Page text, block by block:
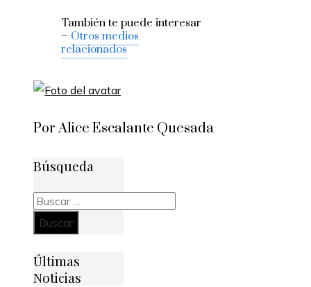
También te puede interesar
– Otros medios
relacionados
Por Alice Escalante Quesada
Búsqueda
Buscar:
Últimas
Noticias